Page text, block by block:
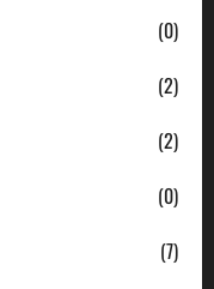
(0)
(2)
(2)
(0)
(7)